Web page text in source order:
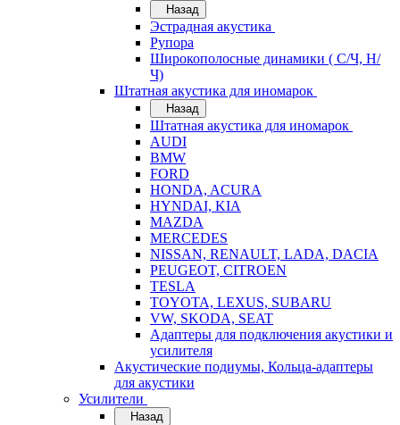
Назад
Эстрадная акустика
Рупора
Широкополосные динамики ( С/Ч, Н/
Ч)
Штатная акустика для иномарок
Назад
Штатная акустика для иномарок
AUDI
BMW
FORD
HONDA, ACURA
HYNDAI, KIA
MAZDA
MERCEDES
NISSAN, RENAULT, LADA, DACIA
PEUGEOT, CITROEN
TESLA
TOYOTA, LEXUS, SUBARU
VW, SKODA, SEAT
Адаптеры для подключения акустики и
усилителя
Акустические подиумы, Кольца-адаптеры
для акустики
Усилители
Назад